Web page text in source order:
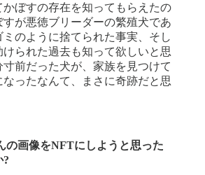
かぼすの存在を知ってもらえたの
すが悪徳ブリーダーの繁殖犬であ
ミのように捨てられた事実、そし
けられた過去も知って欲しいと思
前だった犬が、家族を見つけて
ったなんて、まさに奇跡だと思
の画像をNFTにしようと思った
?